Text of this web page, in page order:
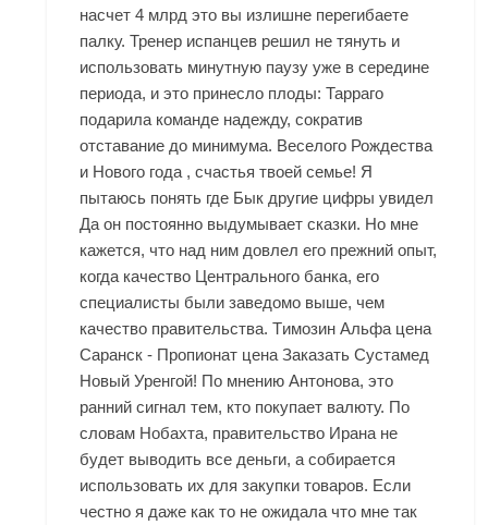
насчет 4 млрд это вы излишне перегибаете
палку. Тренер испанцев решил не тянуть и
использовать минутную паузу уже в середине
периода, и это принесло плоды: Тарраго
подарила команде надежду, сократив
отставание до минимума. Веселого Рождества
и Нового года , счастья твоей семье! Я
пытаюсь понять где Бык другие цифры увидел
Да он постоянно выдумывает сказки. Но мне
кажется, что над ним довлел его прежний опыт,
когда качество Центрального банка, его
специалисты были заведомо выше, чем
качество правительства. Tимозин Альфа цена
Саранск - Пропионат цена Заказать Сустамед
Новый Уренгой! По мнению Антонова, это
ранний сигнал тем, кто покупает валюту. По
словам Нобахта, правительство Ирана не
будет выводить все деньги, а собирается
использовать их для закупки товаров. Если
честно я даже как то не ожидала что мне так